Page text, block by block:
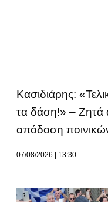
Κασιδιάρης:
τα δάση!» – Ζητά
απόδοση
07/08/2026 13:30